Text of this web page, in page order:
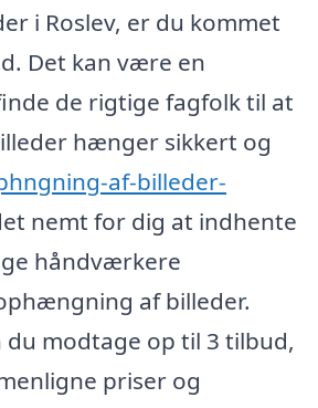
i Roslev, er du kommet
Det kan være en
de rigtige fagfolk til at
hænger sikkert og
af-billeder-
nemt for dig at indhente
håndværkere
af billeder.
du modtage op til 3 tilbud,
priser og